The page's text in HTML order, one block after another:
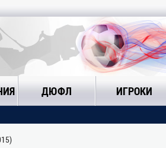
ДЮФЛ ИГРОКИ